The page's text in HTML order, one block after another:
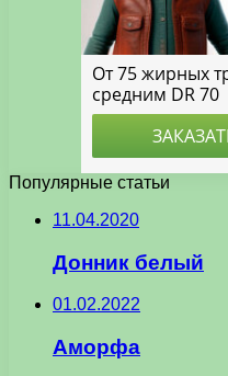
Популярные статьи
11.04.2020
Донник белый
01.02.2022
Аморфа